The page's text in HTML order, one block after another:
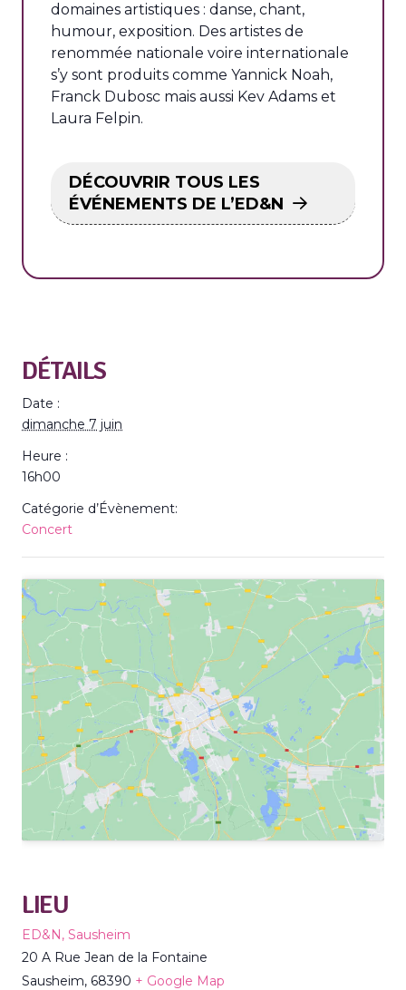
domaines artistiques : danse, chant,
humour, exposition. Des artistes de
renommée nationale voire internationale
s’y sont produits comme Yannick Noah,
Franck Dubosc mais aussi Kev Adams et
Laura Felpin.
DÉCOUVRIR TOUS LES
ÉVÉNEMENTS DE L’ED&N
DÉTAILS
Date :
dimanche 7 juin
Heure :
16h00
Catégorie d’Évènement:
Concert
LIEU
ED&N, Sausheim
20 A Rue Jean de la Fontaine
Sausheim, 68390 + Google Map